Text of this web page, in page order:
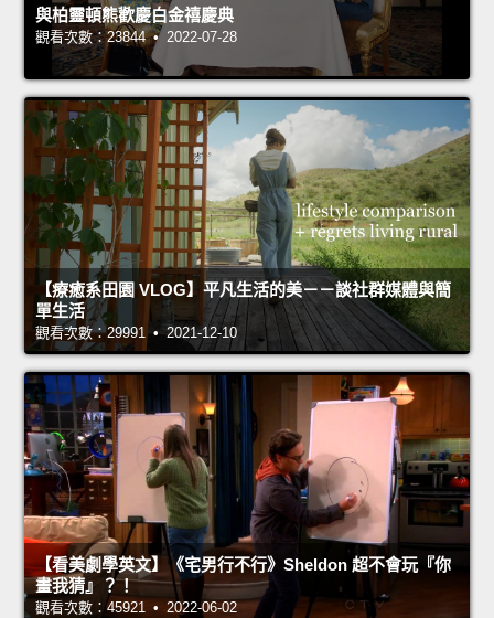
與柏靈頓熊歡慶白金禧慶典
觀看次數：23844 • 2022-07-28
【療癒系田園 VLOG】平凡生活的美－－談社群媒體與簡
單生活
觀看次數：29991 • 2021-12-10
【看美劇學英文】《宅男行不行》Sheldon 超不會玩『你
畫我猜』？！
觀看次數：45921 • 2022-06-02